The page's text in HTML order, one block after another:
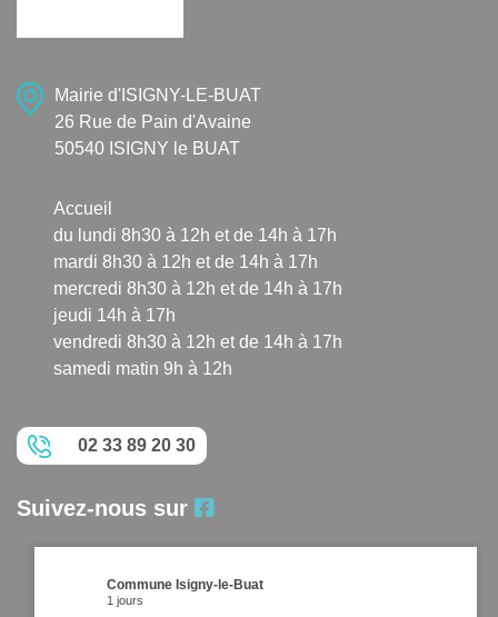
Mairie d'ISIGNY-LE-BUAT
26 Rue de Pain d'Avaine
50540 ISIGNY le BUAT
Accueil
du lundi 8h30 à 12h et de 14h à 17h
mardi 8h30 à 12h et de 14h à 17h
mercredi 8h30 à 12h et de 14h à 17h
jeudi 14h à 17h
vendredi 8h30 à 12h et de 14h à 17h
samedi matin 9h à 12h
02 33 89 20 30
Suivez-nous sur
Commune Isigny-le-Buat
1 jours